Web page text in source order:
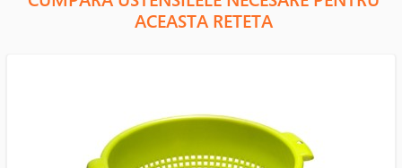
ACEASTA RETETA